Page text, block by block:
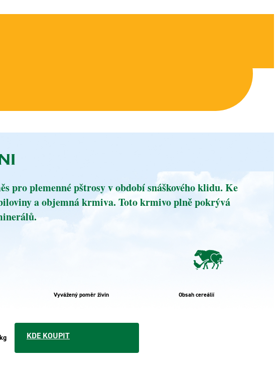
pro plemenné pštrosy v období snáškového klidu. Ke
a objemná krmiva. Toto krmivo plně pokrývá
Vyvážený poměr živin Obsah cereálií
KDE KOUPIT